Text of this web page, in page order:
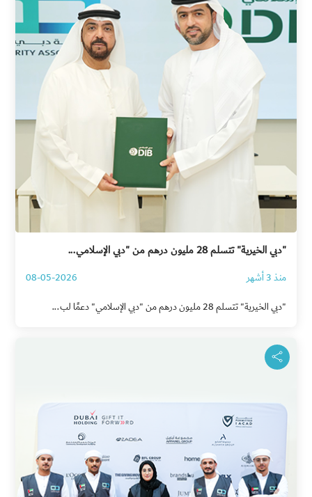
"دبي الخيرية" تتسلم 28 مليون درهم من "دبي الإسلامي...
منذ 3 أشهر
08-05-2026
"دبي الخيرية" تتسلم 28 مليون درهم من "دبي الإسلامي" دعمًا لب...